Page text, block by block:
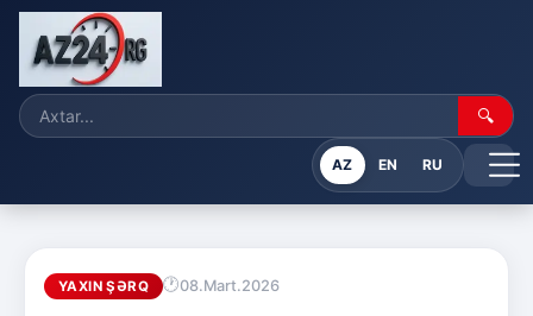
🔍
AZ EN RU
YAXIN ŞƏRQ 08.Mart.2026